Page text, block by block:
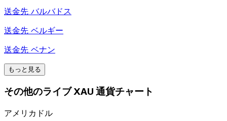
送金先 バルバドス
送金先 ベルギー
送金先 ベナン
もっと見る
その他のライブ XAU 通貨チャート
アメリカドル